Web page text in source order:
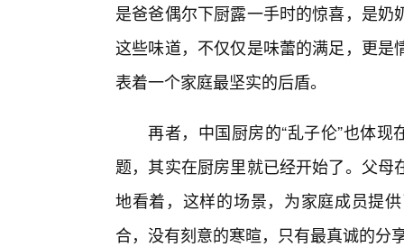
是爸爸偶尔下厨露一手时的惊喜，是
这些味道，不仅仅是味蕾的满足，更
表着一个家庭最坚实的后盾。
再者，中国厨房的“乱子伦”也体
题，其实在厨房里就已经开始了。父
地看着，这样的场景，为家庭成员提
合，没有刻意的寒暄，只有最真诚的分